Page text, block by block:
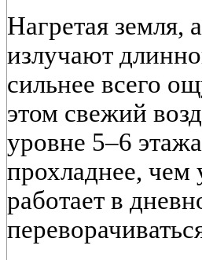
Нагретая земля,
излучают
сильнее всего
этом свежий
уровне 5–6
прохладнее, чем
работает в